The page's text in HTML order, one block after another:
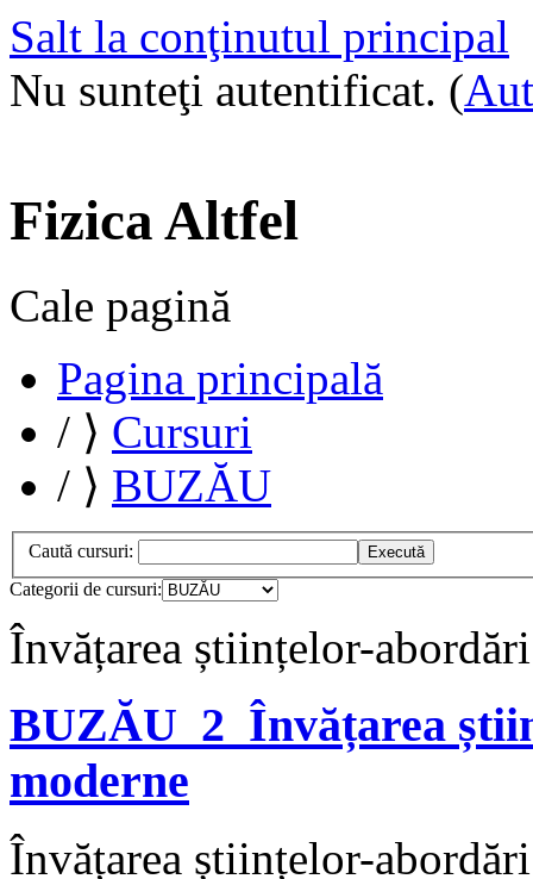
Salt la conţinutul principal
Nu sunteţi autentificat. (
Fizica Altfel
Cale pagină
Pagina principală
/ ⟩ Cursuri
/ ⟩ BUZĂU
Caută cursuri:
Categorii de cursuri:
Învățarea științelor-
BUZĂU_2_Învățarea
moderne
Învățarea științelor-